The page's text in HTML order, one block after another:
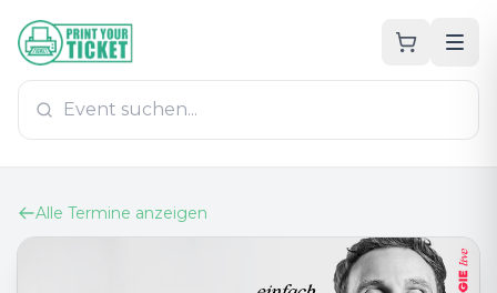
Zum Hauptinhalt
PrintYourTicket
Alle Termine anzeigen